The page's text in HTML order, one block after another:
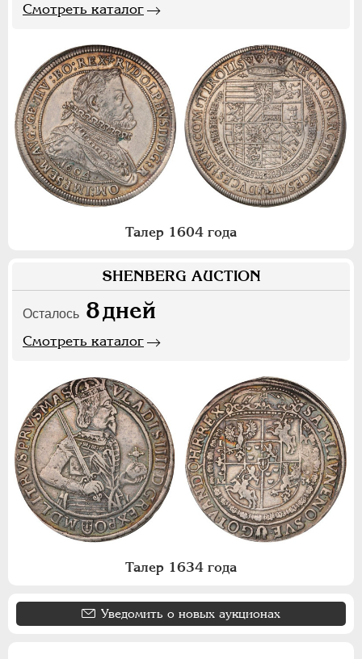
Смотреть каталог
Талер 1604 года
SHENBERG AUCTION
Осталось 8дней
Смотреть каталог
Талер 1634 года
Уведомить о новых аукционах